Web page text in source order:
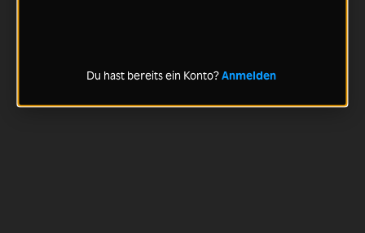
Du hast bereits ein Konto?Anmelden